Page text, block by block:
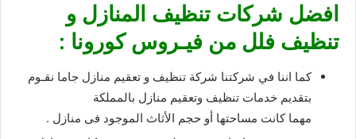
افضل شركات تنظيف المنازل و
تنظيف فلل من فيـروس كورونا :
كما اننا في شركتنا شركة تنظيف و تعقيم منازل جاما نقـوم
بتقديم خدمات تنظيف وتعقيم منازل بالمملكة
مهما كانت مساحتها أو حجم الأثاث الموجود فى منازل .